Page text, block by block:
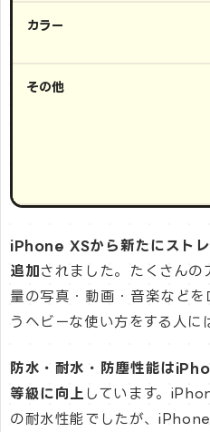
カラー
その他
iPhone XSから新たにスト
追加されました。たくさんの
量の写真・動画・音楽などを
うヘビーな使い方をする人に
防水・耐水・防塵性能は
等級に向上 しています。
の耐水性能でしたが、